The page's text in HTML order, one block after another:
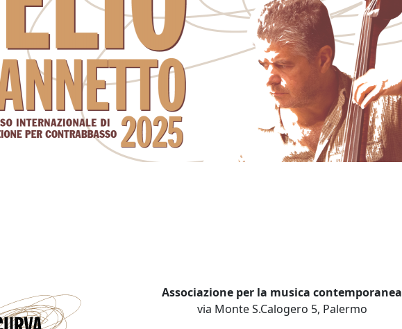
Associazione per la musica contemporanea
via Monte S.Calogero 5, Palermo